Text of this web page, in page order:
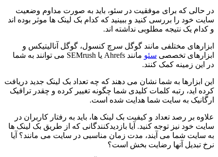
در حالی که برای موفقیت در سئو، باید به صورت مداوم وضعیت
سایت خود را بررسی کنید و ببینید که کدام بک لینک ها موثر بوده اند
و کدام یک نتیجه مطلوبی نداشته اند.
ابزارهای مختلفی مانند گوگل سرچ کنسول، گوگل آنالیتیکس و
ابزارهای تخصصی سئو
مانند Ahrefs یا SEMrush می توانند به شما
در این زمینه کمک کنند.
این ابزارها به شما نشان می دهند که چه تعداد بک لینک جدید دریافت
کرده اید، رتبه کلمات کلیدی شما چگونه تغییر کرده و چقدر ترافیک
ارگانیک به سایت شما هدایت شده است.
علاوه بر رصد تعداد و کیفیت بک لینک ها، باید به رفتار کاربران در
سایت خود نیز توجه کنید. آیا بازدیدکنندگانی که از طریق بک لینک ها
به سایت شما می آیند، مدت زمان مناسبی در سایت می مانند؟ آیا
نرخ تبدیل آنها رضایت بخش است؟